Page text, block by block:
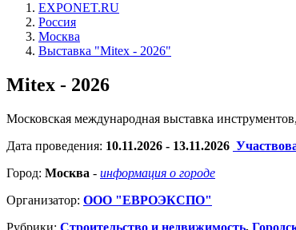
EXPONET.RU
Россия
Москва
Выставка "Mitex - 2026"
Mitex - 2026
Московская международная выставка
Дата проведения: 10.11.2026 - 13.11.2026
Город: Москва - информация о городе
Организатор: ООО "ЕВРОЭКСПО"
Рубрики: Строительство и недвижимость,